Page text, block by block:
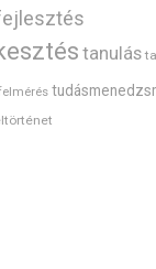
tanulás